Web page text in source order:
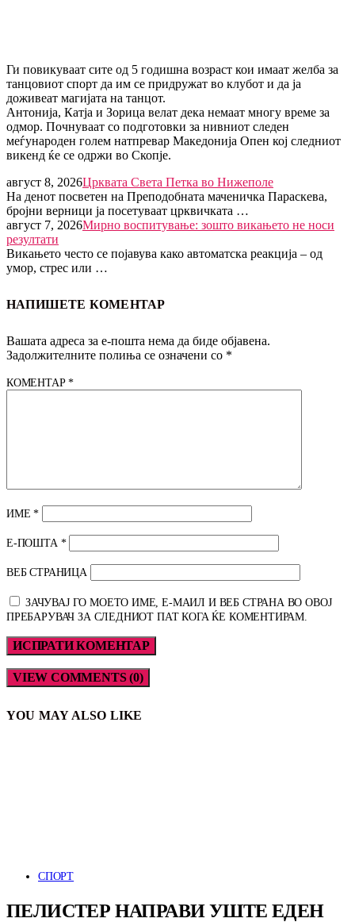
Ги повикуваат сите од 5 годишна возраст кои имаат желба за
танцовиот спорт да им се придружат во клубот и да ја
доживеат магијата на танцот.
Антонија, Катја и Зорица велат дека немаат многу време за
одмор. Почнуваат со подготовки за нивниот следен
меѓународен голем натпревар Македонија Опен кој следниот
викенд ќе се одржи во Скопје.
август 8, 2026Црквата Света Петка во Нижеполе
На денот посветен на Преподобната маченичка Параскева,
бројни верници ја посетуваат црквичката …
август 7, 2026Мирно воспитување: зошто викањето не носи
резултати
Викањето често се појавува како автоматска реакција – од
умор, стрес или …
НАПИШЕТЕ КОМЕНТАР
Вашата адреса за е-пошта нема да биде објавена.
Задолжителните полиња се означени со *
КОМЕНТАР*
ИМЕ*
Е-ПОШТА *
ВЕБ СТРАНИЦА
ЗАЧУВАЈ ГО МОЕТО ИМЕ, Е-МАИЛ И ВЕБ СТРАНА ВО ОВОЈ
ПРЕБАРУВАЧ ЗА СЛЕДНИОТ ПАТ КОГА ЌЕ КОМЕНТИРАМ.
VIEW COMMENTS (0)
YOU MAY ALSO LIKE
СПОРТ
ПЕЛИСТЕР НАПРАВИ УШТЕ ЕДЕН